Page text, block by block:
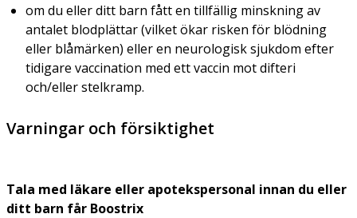
om du eller ditt barn fått en tillfällig minskning av
antalet blodplättar (vilket ökar risken för blödning
eller blåmärken) eller en neurologisk sjukdom efter
tidigare vaccination med ett vaccin mot difteri
och/eller stelkramp.
Varningar och försiktighet
Tala med läkare eller apotekspersonal innan du eller
ditt barn får Boostrix